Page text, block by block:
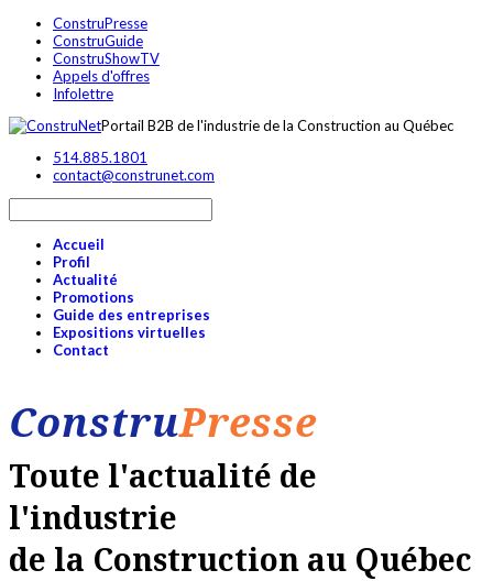
ConstruPresse
ConstruGuide
ConstruShowTV
Appels d'offres
Infolettre
Portail B2B de l'industrie de la Construction au Québec
514.885.1801
contact@construnet.com
Accueil
Profil
Actualité
Promotions
Guide des entreprises
Expositions virtuelles
Contact
ConstruPresse
Toute l'actualité de
l'industrie
de la Construction au Québec